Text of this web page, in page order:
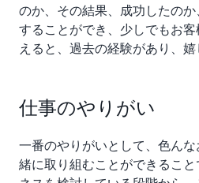
のか、その結果、成功したの
することができ、少しでもお
えると、過去の経験があり、嬉
仕事のやりがい
一番のやりがいとして、色ん
緒に取り組むことができるこ